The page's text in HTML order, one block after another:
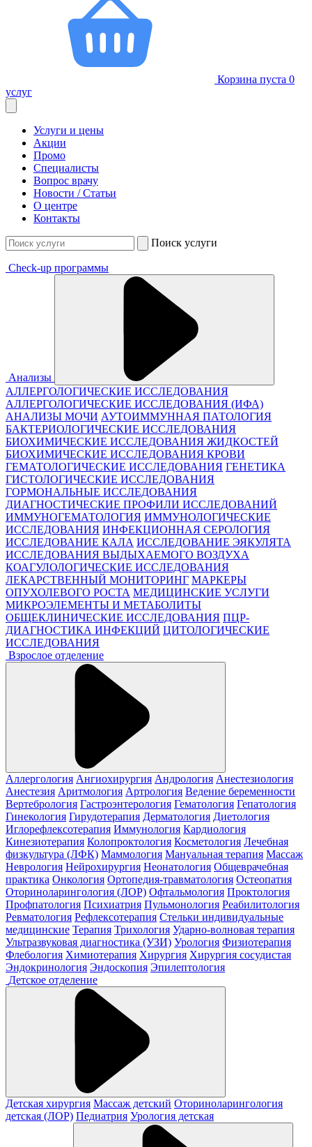
Корзина пуста 0
услуг
Услуги и цены
Акции
Промо
Специалисты
Вопрос врачу
Новости / Статьи
О центре
Контакты
Поиск услуги
Check-up программы
Анализы
АЛЛЕРГОЛОГИЧЕСКИЕ ИССЛЕДОВАНИЯ
АЛЛЕРГОЛОГИЧЕСКИЕ ИССЛЕДОВАНИЯ (ИФА)
АНАЛИЗЫ МОЧИ АУТОИММУННАЯ ПАТОЛОГИЯ
БАКТЕРИОЛОГИЧЕСКИЕ ИССЛЕДОВАНИЯ
БИОХИМИЧЕСКИЕ ИССЛЕДОВАНИЯ ЖИДКОСТЕЙ
БИОХИМИЧЕСКИЕ ИССЛЕДОВАНИЯ КРОВИ
ГЕМАТОЛОГИЧЕСКИЕ ИССЛЕДОВАНИЯ ГЕНЕТИКА
ГИСТОЛОГИЧЕСКИЕ ИССЛЕДОВАНИЯ
ГОРМОНАЛЬНЫЕ ИССЛЕДОВАНИЯ
ДИАГНОСТИЧЕСКИЕ ПРОФИЛИ ИССЛЕДОВАНИЙ
ИММУНОГЕМАТОЛОГИЯ ИММУНОЛОГИЧЕСКИЕ
ИССЛЕДОВАНИЯ ИНФЕКЦИОННАЯ СЕРОЛОГИЯ
ИССЛЕДОВАНИЕ КАЛА ИССЛЕДОВАНИЕ ЭЯКУЛЯТА
ИССЛЕДОВАНИЯ ВЫДЫХАЕМОГО ВОЗДУХА
КОАГУЛОЛОГИЧЕСКИЕ ИССЛЕДОВАНИЯ
ЛЕКАРСТВЕННЫЙ МОНИТОРИНГ МАРКЕРЫ
ОПУХОЛЕВОГО РОСТА МЕДИЦИНСКИЕ УСЛУГИ
МИКРОЭЛЕМЕНТЫ И МЕТАБОЛИТЫ
ОБЩЕКЛИНИЧЕСКИЕ ИССЛЕДОВАНИЯ ПЦР-
ДИАГНОСТИКА ИНФЕКЦИЙ ЦИТОЛОГИЧЕСКИЕ
ИССЛЕДОВАНИЯ
Взрослое отделение
Аллергология Ангиохирургия Андрология Анестезиология
Анестезия Аритмология Артрология Ведение беременности
Вертебрология Гастроэнтерология Гематология Гепатология
Гинекология Гирудотерапия Дерматология Диетология
Иглорефлексотерапия Иммунология Кардиология
Кинезиотерапия Колопроктология Косметология Лечебная
физкультура (ЛФК) Маммология Мануальная терапия Массаж
Неврология Нейрохирургия Неонатология Общеврачебная
практика Онкология Ортопедия-травматология Остеопатия
Оториноларингология (ЛОР) Офтальмология Проктология
Профпатология Психиатрия Пульмонология Реабилитология
Ревматология Рефлексотерапия Стельки индивидуальные
медицинские Терапия Трихология Ударно-волновая терапия
Ультразвуковая диагностика (УЗИ) Урология Физиотерапия
Флебология Химиотерапия Хирургия Хирургия сосудистая
Эндокринология Эндоскопия Эпилептология
Детское отделение
Детская хирургия Массаж детский Оториноларингология
детская (ЛОР) Педиатрия Урология детская